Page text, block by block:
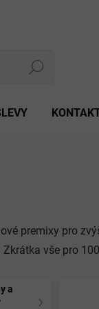
Hledat
premixy pro
vše pro
a